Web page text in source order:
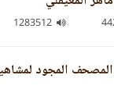
المجود